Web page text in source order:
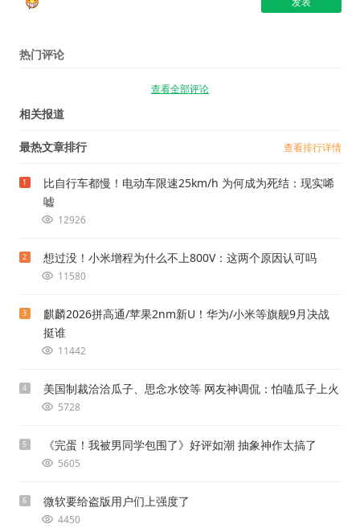
热门评论
查看全部评论
相关报道
最热文章排行 查看排行详情
1
比自行车都慢！电动车限速25km/h 为何成为死结：现实唏
嘘
12926
2 想过没！小米增程为什么不上800V：这两个原因认可吗
11580
3
麒麟2026拼高通/苹果2nm新U！华为/小米等旗舰9月决战
挺谁
11442
4 美国制裁洽洽瓜子、思念水饺等 网友神调侃：怕嗑瓜子上火
5728
5 《完蛋！我被男同学包围了》好评如潮 抽象神作太搞了
5605
6 微软要给盗版用户们上强度了
4450